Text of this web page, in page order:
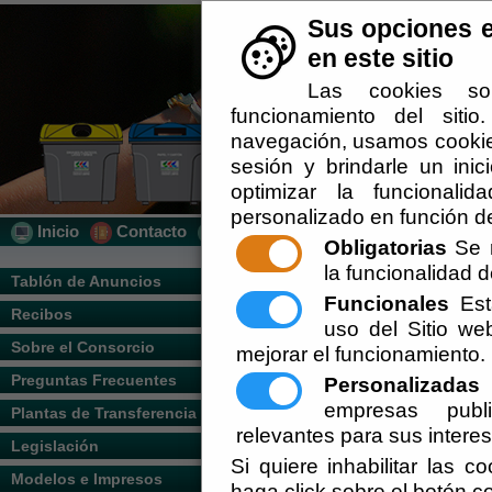
Sus opciones
en este sitio
Las cookies
funcionamiento del
navegación, usamos
sesión y brindarle un
optimizar la
personalizado en función
Obligatorias Se
la funcionalidad
Funcionales
uso del Sitio
mejorar el funcionamiento.
Personalizadas
empresas
relevantes para sus
Si quiere inhabilitar las
Inicio Contacto Localización
Tablón de Anuncios
Recibos
Sobre el Consorcio
Preguntas Frecuentes
Plantas de Transferencia
Legislación
Modelos e Impresos
Usted se encuentra
Mapa Web
Tablón de
Levante los Vélez
Recibos